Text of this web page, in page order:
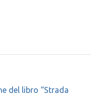
del libro “Strada